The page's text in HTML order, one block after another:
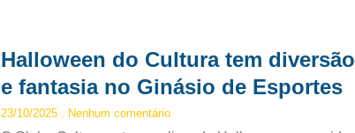
Halloween do Cultura tem diversão
e fantasia no Ginásio de Esportes
23/10/2025 Nenhum comentário